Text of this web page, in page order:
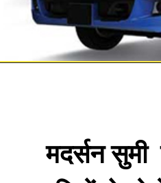
मदर्सन सुमी